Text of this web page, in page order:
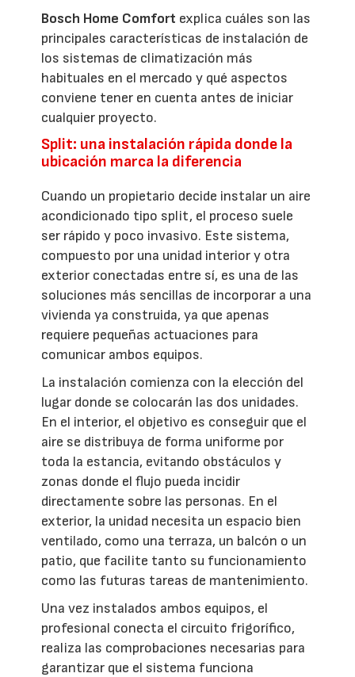
Bosch Home Comfort explica cuáles son las
principales características de instalación de
los sistemas de climatización más
habituales en el mercado y qué aspectos
conviene tener en cuenta antes de iniciar
cualquier proyecto.
Split: una instalación rápida donde la
ubicación marca la diferencia
Cuando un propietario decide instalar un aire
acondicionado tipo split, el proceso suele
ser rápido y poco invasivo. Este sistema,
compuesto por una unidad interior y otra
exterior conectadas entre sí, es una de las
soluciones más sencillas de incorporar a una
vivienda ya construida, ya que apenas
requiere pequeñas actuaciones para
comunicar ambos equipos.
La instalación comienza con la elección del
lugar donde se colocarán las dos unidades.
En el interior, el objetivo es conseguir que el
aire se distribuya de forma uniforme por
toda la estancia, evitando obstáculos y
zonas donde el flujo pueda incidir
directamente sobre las personas. En el
exterior, la unidad necesita un espacio bien
ventilado, como una terraza, un balcón o un
patio, que facilite tanto su funcionamiento
como las futuras tareas de mantenimiento.
Una vez instalados ambos equipos, el
profesional conecta el circuito frigorífico,
realiza las comprobaciones necesarias para
garantizar que el sistema funciona